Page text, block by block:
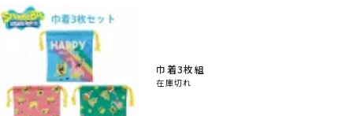
巾着3枚組
在庫切れ